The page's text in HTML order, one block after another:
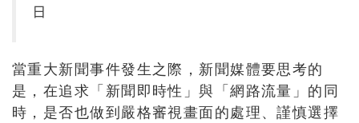
日
當重大新聞事件發生之際，新聞媒體要思考的
是，在追求「新聞即時性」與「網路流量」的同
時，是否也做到嚴格審視畫面的處理、謹慎選擇